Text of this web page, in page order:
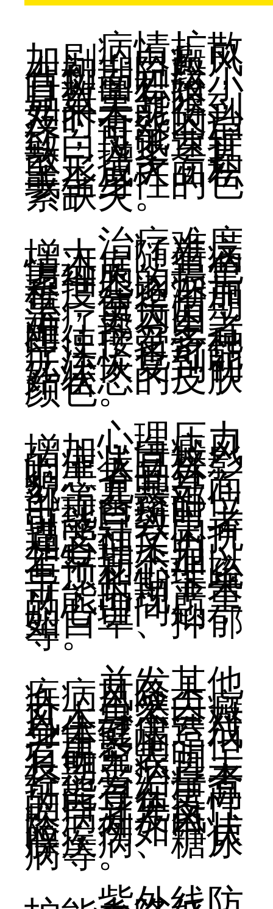
病情扩散
加剧：白癜风
在初期阶段，
白斑面积较小
且数量有限，
如果未能得到
及时有效的治
疗，可能会导
致白斑迅速扩
散、增多，甚
至形成大面积
或全身性的色
素缺失。
治疗难度
增大：随着病
情进展，黑色
素细胞的损害
程度会逐渐加
重，使得后期
治疗更为困
难，部分患者
即使接受多种
疗法，也可能
无法恢复到初
始状态的皮肤
颜色。
心理压力
增加：白癜风
的症状直接影
响患者的外
貌，尤其是面
部等暴露部位
出现白斑时，
可能导致患者
遭受社交困扰
和心理压力，
若早期不加以
干预和心理疏
导，长期下来
可能出现严重
的心理问题，
如自卑、抑郁
等。
并发其他
疾病风险上
升：虽然白癜
风本身不会对
身体健康造成
严重影响，但
有研究表明，
长期患病且未
经适当治疗者
可能存在更高
的自身免疫性
疾病并发风
险，例如甲状
腺疾病、糖尿
病等。